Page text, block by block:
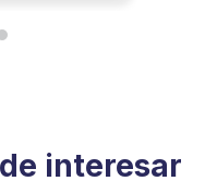
interesar